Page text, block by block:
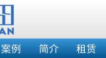
案例 简介 租赁